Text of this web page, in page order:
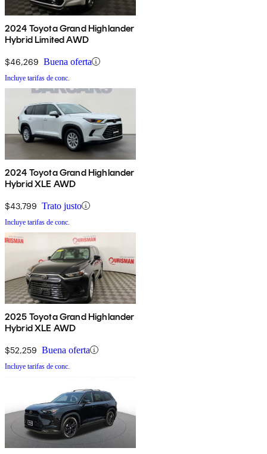
2024 Toyota Grand Highlander
Hybrid Limited AWD
$46,269 Buena oferta
Incluye tarifas de conc.
2024 Toyota Grand Highlander
Hybrid XLE AWD
$43,799 Trato justo
Incluye tarifas de conc.
2025 Toyota Grand Highlander
Hybrid XLE AWD
$52,259 Buena oferta
Incluye tarifas de conc.